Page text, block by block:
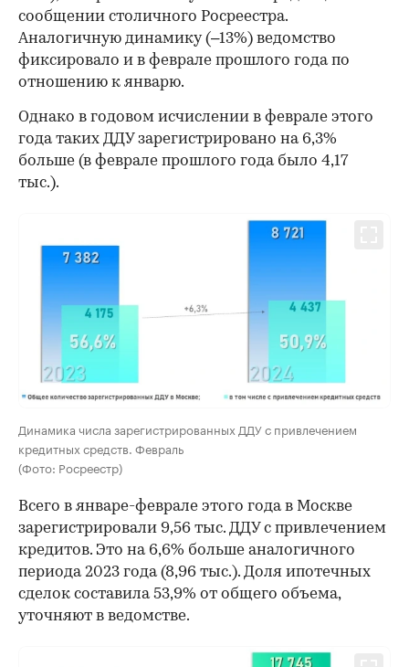
сообщении столичного Росреестра.
Аналогичную динамику (–13%) ведомство
фиксировало и в феврале прошлого года по
отношению к январю.
Однако в годовом исчислении в феврале этого
года таких ДДУ зарегистрировано на 6,3%
больше (в феврале прошлого года было 4,17
тыс.).
Динамика числа зарегистрированных ДДУ с привлечением
кредитных средств. Февраль
(Фото: Росреестр)
Всего в январе-феврале этого года в Москве
зарегистрировали 9,56 тыс. ДДУ с привлечением
кредитов. Это на 6,6% больше аналогичного
периода 2023 года (8,96 тыс.). Доля ипотечных
сделок составила 53,9% от общего объема,
уточняют в ведомстве.